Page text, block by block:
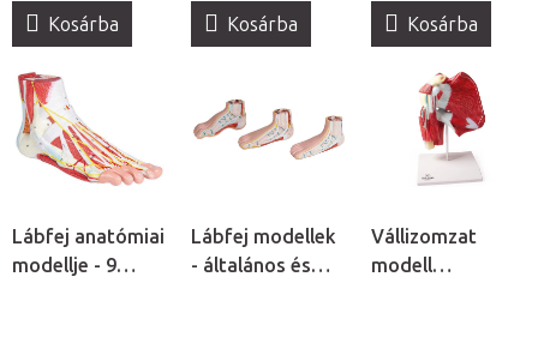
Kosárba
Kosárba
Kosárba
Lábfej anatómiai
modellje - 9
Lábfej modellek
- általános és
Vállizomzat
modell